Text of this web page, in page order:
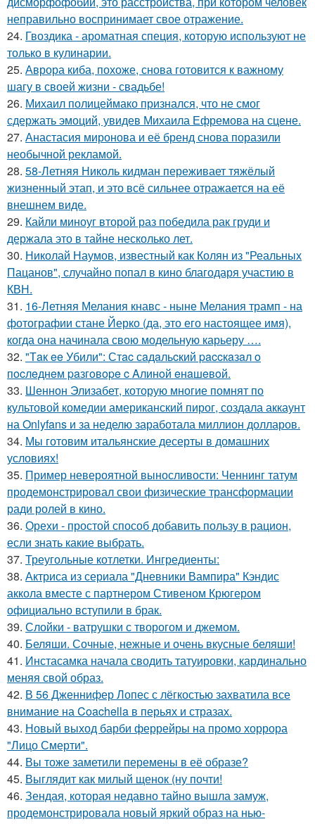
неправильно воспринимает свое отражение.
24. Гвоздика - ароматная специя, которую используют не
только в кулинарии.
25. Аврора киба, похоже, снова готовится к важному
шагу в своей жизни - свадьбе!
26. Михаил полицеймако признался, что не смог
сдержать эмоций, увидев Михаила Ефремова на сцене.
27. Анастасия миронова и её бренд снова поразили
необычной рекламой.
28. 58-Летняя Николь кидман переживает тяжёлый
жизненный этап, и это всё сильнее отражается на её
внешнем виде.
29. Кайли миноуг второй раз победила рак груди и
держала это в тайне несколько лет.
30. Николай Наумов, известный как Колян из "Реальных
Пацанов", случайно попал в кино благодаря участию в
КВН.
31. 16-Летняя Мелания кнавс - ныне Мелания трамп - на
фотографии стане Йерко (да, это его настоящее имя),
когда она начинала свою модельную карьеру ….
32. "Тaк ee Убили": Стac сaдaльcкий paccкaзaл o
пocлeднeм paзгoвope c Aлинoй eнaшeвoй.
33. Шеннон Элизабет, которую многие помнят по
культовой комедии американский пирог, создала аккаунт
на Onlyfans и за неделю заработала миллион долларов.
34. Мы готовим итальянские десерты в домашних
условиях!
35. Пример невероятной выносливости: Ченнинг татум
продемонстрировал свои физические трансформации
ради ролей в кино.
36. Орехи - простой способ добавить пользу в рацион,
если знать какие выбрать.
37. Треугольные котлетки. Ингредиенты:
38. Актриса из сериала "Дневники Вампира" Кэндис
аккола вместе с партнером Стивеном Крюгером
официально вступили в брак.
39. Слойки - ватрушки с творогом и джемом.
40. Беляши. Сочные, нежные и очень вкусные беляши!
41. Инстасамка начала сводить татуировки, кардинально
меняя свой образ.
42. В 56 Дженнифер Лопес с лёгкостью захватила все
внимание на Coachella в перьях и стразах.
43. Новый выход барби феррейры на промо хоррора
"Лицо Смерти".
44. Вы тоже заметили перемены в её образе?
45. Выглядит как милый щенок (ну почти!
46. Зендая, которая недавно тайно вышла замуж,
продемонстрировала новый яркий образ на нью-